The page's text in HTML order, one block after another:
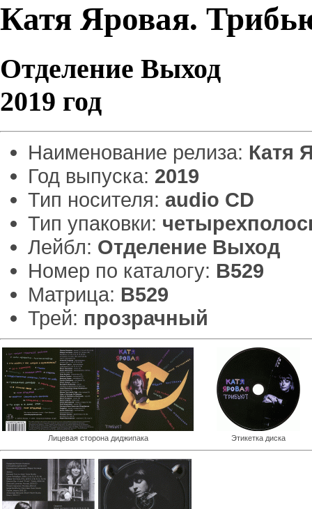
Катя Яровая.
Отделение Выход
2019 год
Наименование релиза: Катя
Год выпуска: 2019
Тип носителя: audio CD
Тип упаковки:
Лейбл: Отделение Выход
Номер по каталогу: B529
Матрица: B529
Трей: прозрачный
Лицевая сторона диджипака Этикетка диска